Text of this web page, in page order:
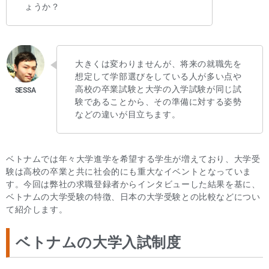
ょうか？
大きくは変わりませんが、将来の就職先を
想定して学部選びをしている人が多い点や
高校の卒業試験と大学の入学試験が同じ試
験であることから、その準備に対する姿勢
などの違いが目立ちます。
ベトナムでは年々大学進学を希望する学生が増えており、大学受
験は高校の卒業と共に社会的にも重大なイベントとなっていま
す。今回は弊社の求職登録者からインタビューした結果を基に、
ベトナムの大学受験の特徴、日本の大学受験との比較などについ
て紹介します。
ベトナムの大学入試制度